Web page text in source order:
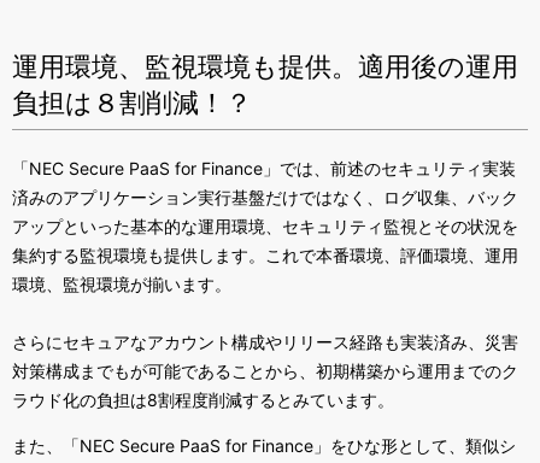
運用環境、監視環境も提供。適用後の運用
負担は８割削減！？
「NEC Secure PaaS for Finance 」では、前述のセキュリティ実装
済みのアプリケーション実行基盤だけではなく、ログ収集、バック
アップといった基本的な運用環境、セキュリティ監視とその状況を
集約する監視環境も提供します。これで本番環境、評価環境、運用
環境、監視環境が揃います。
さらにセキュアなアカウント構成やリリース経路も実装済み、災害
対策構成までもが可能であることから、初期構築から運用までのク
ラウド化の負担は8割程度削減するとみています。
また、「NEC Secure PaaS for Finance 」をひな形として、類似シ